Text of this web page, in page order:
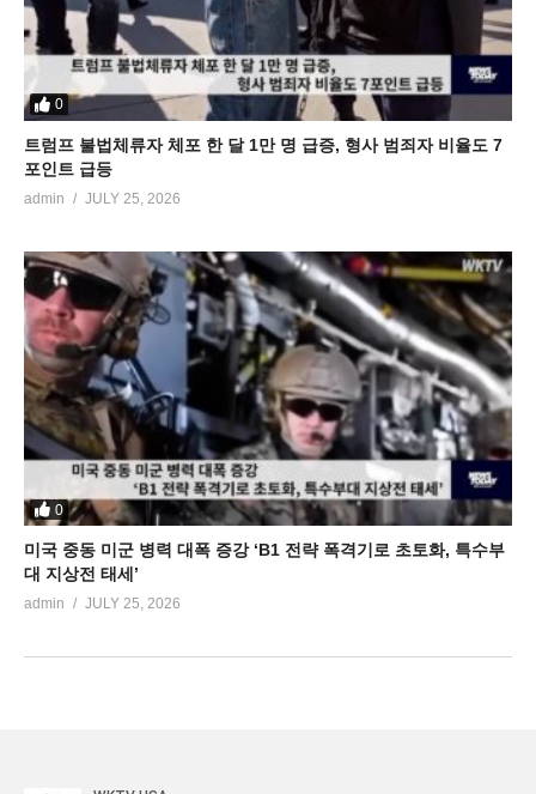
0
트럼프 불법체류자 체포 한 달 1만 명 급증, 형사 범죄자 비율도 7
포인트 급등
admin JULY 25, 2026
0
미국 중동 미군 병력 대폭 증강 ‘B1 전략 폭격기로 초토화, 특수부
대 지상전 태세’
admin JULY 25, 2026